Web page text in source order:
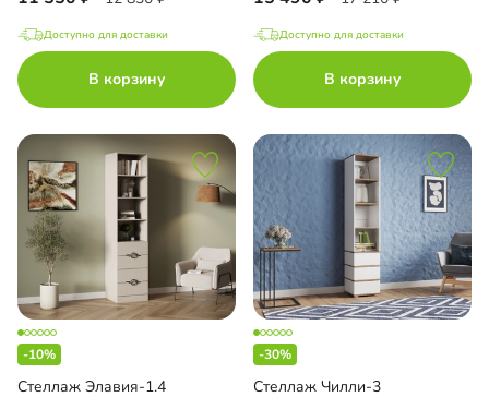
Доступно для доставки
В корзину
Доступно для доставки
В корзину
-10%
Стеллаж Элавия-1.4
-30%
Стеллаж Чилли-3